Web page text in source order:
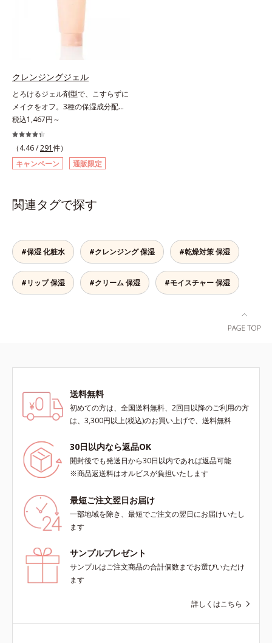
いても問題ありません。【ご使用方
法】①適量(さくらんぼ 1粒程度)を
を描くように、よくなじませます。
たはぬるま湯でよく洗い流します。
※W洗顔は不要です。
除きます。水を利用して取り除く仕
組みなので、強い酸を使った科学的
と違い、必要以上に角質を取り過ぎ
る心配もありません。「ピーリング
は初めて」「刺激が心配…」という
方にもおすすめです。ピーリング後
の肌は、しっとりツルツルの触りご
こち。表面の角質を一枚脱いだ状態
だから、化粧水の浸透力もいつもと
手応えが変わります。お肌の状態に
す。* 乾燥や角質肥厚、キメの乱れ
によるくすみ
クレンジングジェル
とろけるジェル剤型で、こすらずに
メイクをオフ。3種の保湿成分配合
の濃密ジェルなので洗いあがりは、
もち肌ぷるん！。メルティクリアベ
ース採用のぷるぷる濃密ジェルは、
メイクとなじみ始めると、とろける
ように液状に変化。しっかりメイク
リンコラーゲン(*)、ローヤルゼリー
で、お風呂場でもお使いいただけま
す。* 水溶性コラーゲン各商品の詳
しい情報は商品ページをご覧くださ
い。・BEAUTY夏祭りは、こちら
税込1,467円～
（4.46 /291件）
キャンペーン
通販限定
関連タグで探す
#保湿 化粧水 #クレンジング 保湿 #乾燥対策 保湿
#リップ 保湿 #クリーム 保湿 #モイスチャー 保湿
送料無料
初めての方は、全国送料無料、2回目以降のご利用の方
は、3,300円以上(税込)のお買い上げで、送料無料
30日以内なら返品OK
開封後でも発送日から30日以内であれば返品可能
※商品返送料はオルビスが負担いたします
最短ご注文翌日お届け
一部地域を除き、最短でご注文の翌日にお届けいたし
ます
サンプルプレゼント
サンプルはご注文商品の合計個数までお選びいただけ
ます
詳しくはこちら